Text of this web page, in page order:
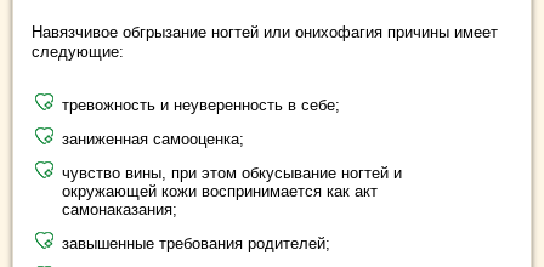
Навязчивое обгрызание ногтей или онихофагия причины имеет
следующие:
тревожность и неуверенность в себе;
заниженная самооценка;
чувство вины, при этом обкусывание ногтей и
окружающей кожи воспринимается как акт
самонаказания;
завышенные требования родителей;